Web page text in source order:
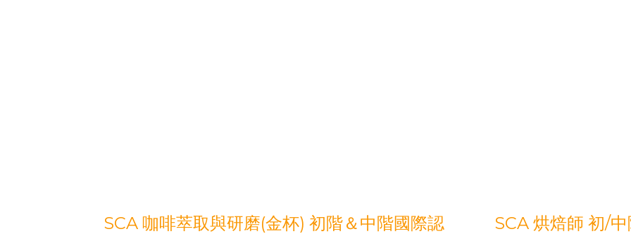
SCA 咖啡萃取與研磨(金杯) 初階＆中階國際認
SCA 烘焙師 初/